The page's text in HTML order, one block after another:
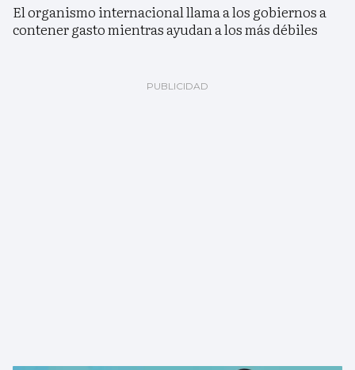
El organismo internacional llama a los gobiernos a
contener gasto mientras ayudan a los más débiles